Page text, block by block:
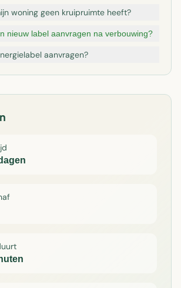
woning geen kruipruimte heeft?
nieuw label aanvragen na verbouwing?
aanvragen?